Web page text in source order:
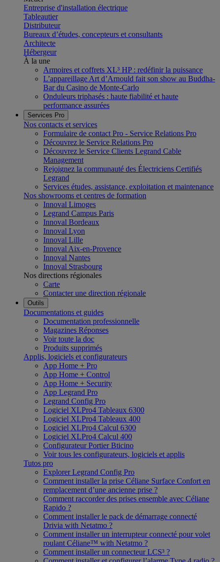
Entreprise d'installation électrique
Tableautier
Distributeur
Bureaux d’études, concepteurs et consultants
Architecte
Hébergeur
À la une
Armoires et coffrets XL³ HP : redéfinir la puissance
L’appareillage Art d’Arnould fait son show au Buddha-
Bar du Casino de Monte-Carlo
Onduleurs triphasés : haute fiabilité et haute
performance assurées
Services Pro
Nos contacts et services
Formulaire de contact Pro - Service Relations Pro
Découvrez le Service Relations Pro
Découvrez le Service Clients Legrand Cable
Management
Rejoignez la communauté des Électriciens Certifiés
Legrand
Services études, assistance, exploitation et maintenance
Nos showrooms et centres de formation
Innoval Limoges
Legrand Campus Paris
Innoval Bordeaux
Innoval Lyon
Innoval Lille
Innoval Aix-en-Provence
Innoval Nantes
Innoval Strasbourg
Nos directions régionales
Carte
Contacter une direction régionale
Outils
Documentations et guides
Documentation professionnelle
Magazines Réponses
Voir toute la doc
Produits supprimés
Applis, logiciels et configurateurs
App Home + Pro
App Home + Control
App Home + Security
App Legrand Pro
Legrand Config Pro
Logiciel XLPro4 Tableaux 6300
Logiciel XLPro4 Tableaux 400
Logiciel XLPro4 Calcul 6300
Logiciel XLPro4 Calcul 400
Configurateur Portier Bticino
Voir tous les configurateurs, logiciels et applis
Tutos pro
Explorer Legrand Config Pro
Comment installer la prise Céliane Surface Confort en
remplacement d’une ancienne prise ?
Comment raccorder des prises ensemble avec Céliane
Rapido ?
Comment installer le pack de démarrage connecté
Drivia with Netatmo ?
Comment installer un interrupteur connecté pour volet
roulant Céliane™ with Netatmo ?
Comment installer un connecteur LCS³ ?